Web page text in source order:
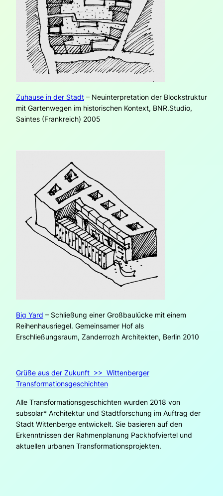
Zuhause in der Stadt – Neuinterpretation der Blockstruktur
mit Gartenwegen im historischen Kontext, BNR.Studio,
Saintes (Frankreich) 2005
Big Yard – Schließung einer Großbaulücke mit einem
Reihenhausriegel. Gemeinsamer Hof als
Erschließungsraum, Zanderrozh Architekten, Berlin 2010
Grüße aus der Zukunft >> Wittenberger
Transformationsgeschichten
Alle Transformationsgeschichten wurden 2018 von
subsolar* Architektur und Stadtforschung im Auftrag der
Stadt Wittenberge entwickelt. Sie basieren auf den
Erkenntnissen der Rahmenplanung Packhofviertel und
aktuellen urbanen Transformationsprojekten.